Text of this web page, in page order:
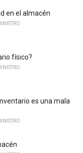
en el almacén
físico?
es una mala